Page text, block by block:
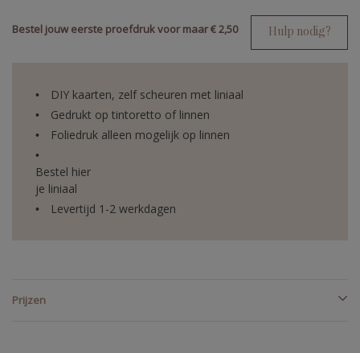
Bestel jouw eerste proefdruk voor maar€ 2,50 Hulp nodig?
DIY kaarten, zelf scheuren met liniaal
Gedrukt op tintoretto of linnen
Foliedruk alleen mogelijk op linnen
Bestel hier
je liniaal
Levertijd 1-2 werkdagen
Prijzen